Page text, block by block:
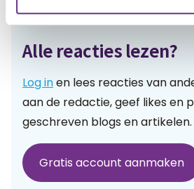
Alle reacties lezen?
Log inen lees reacties van
aan de redactie, geef likes en
geschreven blogs en artikelen.
Gratis account aanmaken